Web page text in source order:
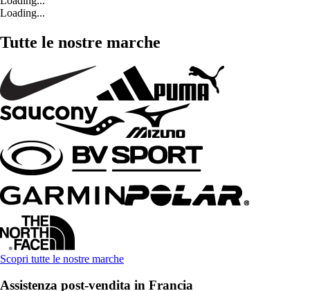
Loading...
Tutte le nostre marche
Scopri tutte le nostre marche
Assistenza post-vendita in Francia